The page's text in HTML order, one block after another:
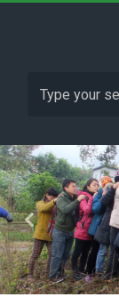
Previous